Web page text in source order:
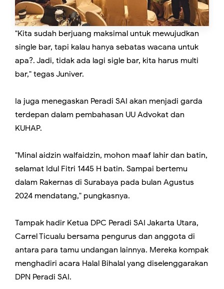
"Kita sudah berjuang maksimal untuk mewujudkan
single bar, tapi kalau hanya sebatas wacana untuk
apa?. Jadi, tidak ada lagi sigle bar, kita harus multi
bar," tegas Juniver.
Ia juga menegaskan Peradi SAI akan menjadi garda
terdepan dalam pembahasan UU Advokat dan
KUHAP.
"Minal aidzin walfaidzin, mohon maaf lahir dan batin,
selamat Idul Fitri 1445 H batin. Sampai bertemu
dalam Rakernas di Surabaya pada bulan Agustus
2024 mendatang," pungkasnya.
Tampak hadir Ketua DPC Peradi SAI Jakarta Utara,
Carrel Ticualu bersama pengurus dan anggota di
antara para tamu undangan lainnya. Mereka kompak
menghadiri acara Halal Bihalal yang diselenggarakan
DPN Peradi SAI.